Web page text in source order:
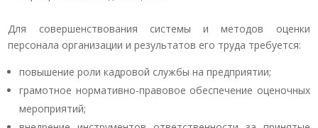
Для совершенствования системы и методов оценки
персонала организации и результатов его труда требуется:
повышение роли кадровой службы на предприятии;
грамотное нормативно-правовое обеспечение оценочных
мероприятий;